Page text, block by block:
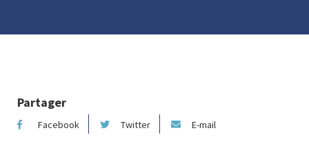
Partager
Facebook Twitter E-mail